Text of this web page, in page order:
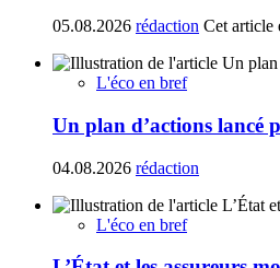
05.08.2026 rédaction Cet article
L'éco en bref
Un plan d’actions lancé
04.08.2026 rédaction
L'éco en bref